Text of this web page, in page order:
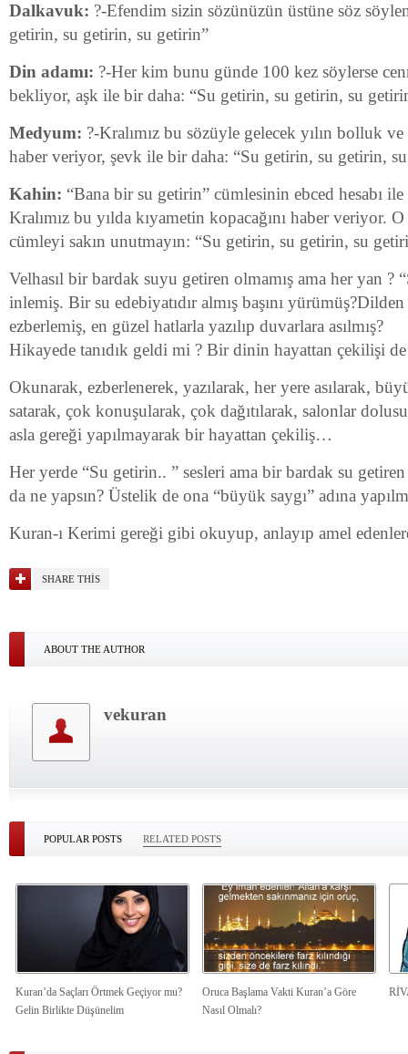
Dalkavuk: ?-Efendim sizin sözünüzün üstüne söz
getirin, su getirin, su getirin”
Din adamı: ?-Her kim bunu günde 100 kez söylerse
bekliyor, aşk ile bir daha: “Su getirin, su getirin, su
Medyum: ?-Kralımız bu sözüyle gelecek yılın bolluk
haber veriyor, şevk ile bir daha: “Su getirin, su getirin,
Kahin: “Bana bir su getirin” cümlesinin ebced hesabı
Kralımız bu yılda kıyametin kopacağını haber veriyor.
cümleyi sakın unutmayın: “Su getirin, su getirin, su
Velhasıl bir bardak suyu getiren olmamış ama her yan ?
inlemiş. Bir su edebiyatıdır almış başını
ezberlemiş, en güzel hatlarla yazılıp duvarlara asılmış?
Hikayede tanıdık geldi mi ? Bir dinin hayattan çekilişi
Okunarak, ezberlenerek, yazılarak, her yere asılarak,
satarak, çok konuşularak, çok dağıtılarak, salonlar
asla gereği yapılmayarak bir hayattan çekiliş…
Her yerde “Su getirin.. ” sesleri ama bir bardak su
da ne yapsın? Üstelik de ona “büyük saygı” adına
Kuran-ı Kerimi gereği gibi okuyup, anlayıp amel
SHARE THIS
ABOUT THE AUTHOR
vekuran
POPULAR POSTS RELATED POSTS
Kuran’da Saçları Örtmek Geçiyor mu?
Gelin Birlikte Düşünelim
Oruca Başlama Vakti Kuran’a Göre
Nasıl Olmalı?